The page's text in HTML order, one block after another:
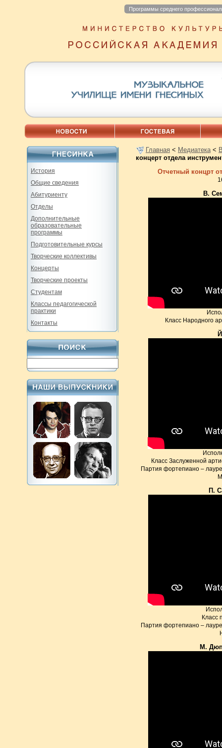
Программы среднего
История
Общие сведения
Абитуриенту
Отделы
Дополнительные
образовательные
программы
Подготовительные курсы
Творческие коллективы
Концерты
Творческие проекты
Студентам
Классы педагогической
практики
Контакты
Главная < Медиатека<
концерт отдела
Отчетный концрт
В.
Класс Народного
Класс Заслуженной
Партия фортепиано –
П.
Класс
Партия фортепиано –
М.